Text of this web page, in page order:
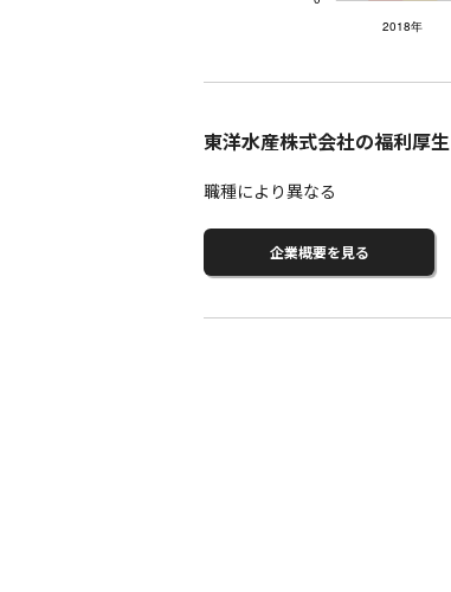
東洋水産株式会社の福利厚生
職種により異なる
企業概要を見る